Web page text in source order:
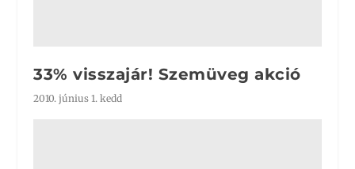
33% visszajár! Szemüveg akció
2010. június 1. kedd